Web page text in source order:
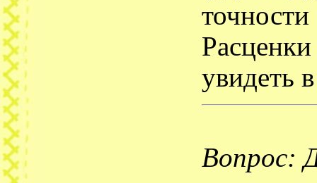
увидеть
Вопрос: